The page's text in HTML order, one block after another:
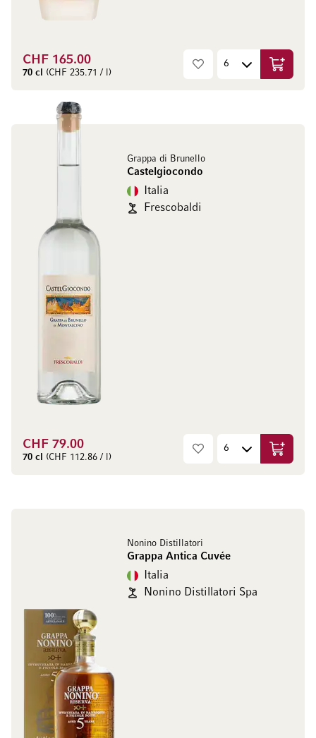
CHF 165.00
70 cl (CHF 235.71 / l)
Grappa di Brunello
Castelgiocondo
Italia
Frescobaldi
CHF 79.00
70 cl (CHF 112.86 / l)
Nonino Distillatori
Grappa Antica Cuvée
Italia
Nonino Distillatori Spa